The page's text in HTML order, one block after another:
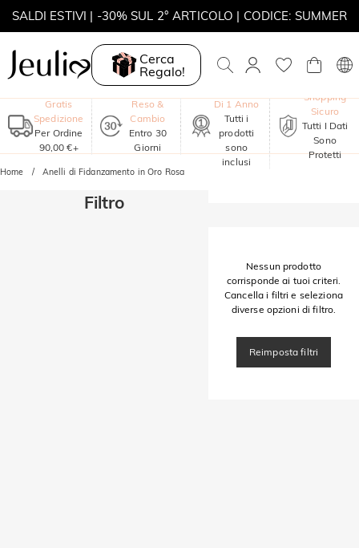
SALDI ESTIVI | -30% SUL 2° ARTICOLO | CODICE: SUMMER
MOVE MY WAY | ACQUISTA 3, COLLANA IN REGALO
Cerca
Regalo!
Gratis
Spedizione
Per Ordine
90,00 €+
Reso &
Cambio
Entro 30
Giorni
Di 1 Anno
Tutti i
prodotti
sono
inclusi
Shopping
Sicuro
Tutti I Dati
Sono
Protetti
Home Anelli di Fidanzamento in Oro Rosa
Filtro
Nessun prodotto
corrisponde ai tuoi criteri.
Cancella i filtri e seleziona
diverse opzioni di filtro.
Reimposta filtri